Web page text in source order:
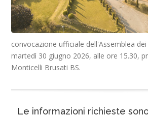
convocazione ufficiale dell'Assemblea
martedì 30 giugno 2026, alle ore 15.30,
Monticelli Brusati BS.
Le informazioni richieste